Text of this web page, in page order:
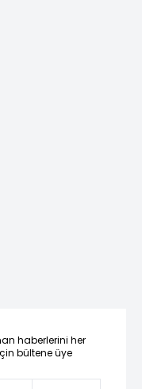
haberlerini her
bültene üye